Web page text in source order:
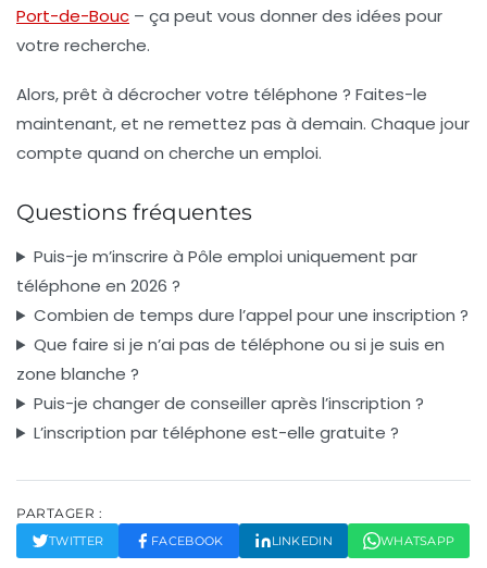
Port-de-Bouc – ça peut vous donner des idées pour
votre recherche.
Alors, prêt à décrocher votre téléphone ? Faites-le
maintenant, et ne remettez pas à demain. Chaque jour
compte quand on cherche un emploi.
Questions fréquentes
Puis-je m’inscrire à Pôle emploi uniquement par
téléphone en 2026 ?
Combien de temps dure l’appel pour une inscription ?
Que faire si je n’ai pas de téléphone ou si je suis en
zone blanche ?
Puis-je changer de conseiller après l’inscription ?
L’inscription par téléphone est-elle gratuite ?
PARTAGER :
TWITTER FACEBOOK LINKEDIN WHATSAPP